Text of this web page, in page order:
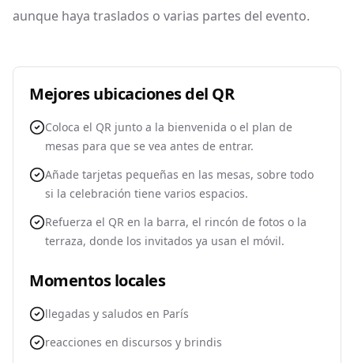
aunque haya traslados o varias partes del evento.
Mejores ubicaciones del QR
Coloca el QR junto a la bienvenida o el plan de
mesas para que se vea antes de entrar.
Añade tarjetas pequeñas en las mesas, sobre todo
si la celebración tiene varios espacios.
Refuerza el QR en la barra, el rincón de fotos o la
terraza, donde los invitados ya usan el móvil.
Momentos locales
llegadas y saludos en París
reacciones en discursos y brindis